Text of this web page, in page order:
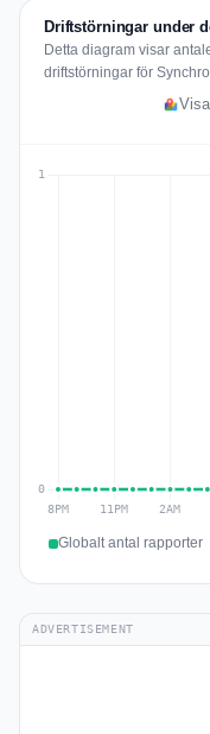
Driftstörningar under
Detta diagram visar
driftstörningar för
Globalt antal rapporter
ADVERTISEMENT